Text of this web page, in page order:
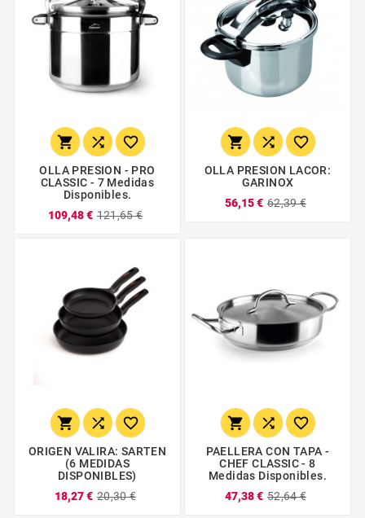
  
OLLA PRESION - PRO
CLASSIC - 7 Medidas
Disponibles.
109,48 € 121,65 €
  
OLLA PRESION LACOR:
GARINOX
56,15 € 62,39 €
  
ORIGEN VALIRA: SARTEN
(6 MEDIDAS
DISPONIBLES)
18,27 € 20,30 €
  
PAELLERA CON TAPA -
CHEF CLASSIC - 8
Medidas Disponibles.
47,38 € 52,64 €